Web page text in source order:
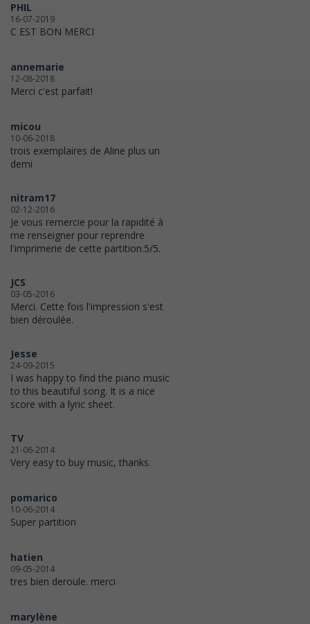
PHIL
16-07-2019
C EST BON MERCI
annemarie
12-08-2018
Merci c'est parfait!
micou
10-06-2018
trois exemplaires de Aline plus un
demi
nitram17
02-12-2016
Je vous remercie pour la rapidité à
me renseigner pour reprendre
l'imprimerie de cette partition.5/5.
JCS
03-05-2016
Merci. Cette fois l'impression s'est
bien déroulée.
Jesse
24-09-2015
I was happy to find the piano music
to this beautiful song. It is a nice
score with a lyric sheet.
TV
21-06-2014
Very easy to buy music, thanks.
pomarico
10-06-2014
Super partition
hatien
09-05-2014
tres bien deroule. merci
marylène